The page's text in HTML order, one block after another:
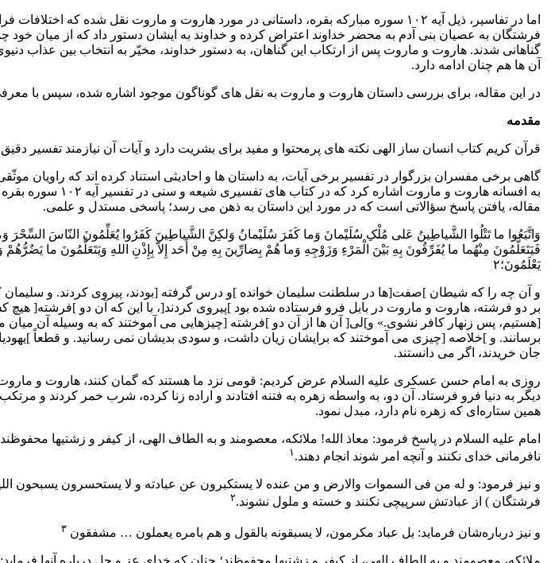
اما در تفاسیر، ذیل آیه ۱۰۲ سوره مبارکه بقره، داستانى در مورد هاروت و ماروت نقل
فرشتگان به عصیان بنى آدم به محضر خداوند اعتراض کرده و خداوند به ایشان دستور داد که از میان
گناهانى شدند. هاروت و ماروت پس از ارتکاب این گناهان، به دستور خداوند، مخیّر به انتخاب بین عذاب
آن ها هم چنان ادامه دارد.
در این مقاله، براى بررسى داستان هاروت و ماروت به نقل هاى گوناگون موجود اشاره شده، سپس با
مقدمه
قرآن کریم کتاب انسان ساز الهى نکته هاى پرمحتوا و مفید براى بشریت دارد و آیات آن نیازمند تفسیر
گاهى برخى مفسران بزرگوار در تفسیر برخى آیات، به داستان ها و احادیثى استناد کرده اند که راویان
به افسانه هاروت و
مقاله، یافتن پاسخ سؤالاتى است که در مورد این داستان به ذهن مى رسد؛ پاسخى مستدل و علمى.
وَاتَّبَعُوا ما تَتْلُوا الشَّیاطِینُ عَلى مُلْکِ سُلَیْمانَ وَما کَفَرَ سُلَیْمانُ وَلکِنَّ الشَّیاطِینَ کَفَرُوا یُعَلِّمُونَ النّاسَ السِّحْرَ
فَیَتَعَلَّمُونَ مِنْهُما ما یُفَرِّقُونَ بِهِ بَیْنَ الْمَرْءِ وَزَوْجِهِ وَما هُمْ بِضارِّینَ بِهِ مِنْ أَحَد إِلاّ بِإِذْنِ اللهِ وَیَتَعَلَّمُونَ ما
یَعْلَمُونَ؛۲
و آن چه را که شیطان ]صفت[ها در سلطنت سلیمان خوانده ]و درس گرفته [بودند، پیروى کردند. و سلیمان
بر دو فرشته، هاروت و ماروت در بابل فرو فرستاده شده بود ]پیروى کردند[، با این که آن دو ]فرشته[
[هستیم، پس زنهار کافر نشوى.» و]لى[ آن ها از آن دو ]فرشته [چیزهایى مى آموختند که به وسیله آن
برسانند. و ]خلاصه [چیزى مى آموختند که برایشان زیان داشت، و سودى بدیشان نمى رسانید. و قطعاً
جان خریدند، اگر مى دانستند.
روزی به امام حسن عسکری علیه السلام عرض کردیم: قومی نزد ما هستند که گمان کنند، هاروت و ماروت
دیگر به دنیا فرو فرستاد. آن دو، به واسطه زهره به فتنه افتادند و اراده زنا کرده، شرب خمر کردند
همین ستاره‌ای که زهره نام دارد، مبدل نمود.
امام علیه السلام در پاسخ فرمود: معاذ الله! ملائکه، معصومند و به الطاف الهی، از کیفر و زشتیها
نافرمانی خدای نکنند و آنچه امر شوند انجام دهند. ۱
و نیز فرمود: و له من فی السموات والارض و من عنده لا یستکبرون عن عبادته و لا یستحسرون یسبحون
فرشتگان ) از عبادتش سرپیچی نکنند و خسته و ملول نشوند.۲
و نیز درباره‌شان فرماید: بل عباد مکرمون، لا یسبقونه بالقول و هم بامره یعملون … مشفقون ۳